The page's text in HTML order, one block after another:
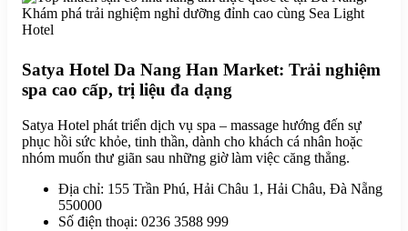
Satya Hotel Da Nang Han Market: Trải nghiệm
spa cao cấp, trị liệu đa dạng
Satya Hotel phát triển dịch vụ spa – massage hướng đến sự
phục hồi sức khỏe, tinh thần, dành cho khách cá nhân hoặc
nhóm muốn thư giãn sau những giờ làm việc căng thẳng.
Địa chỉ: 155 Trần Phú, Hải Châu 1, Hải Châu, Đà Nẵng
550000
Số điện thoại: 0236 3588 999